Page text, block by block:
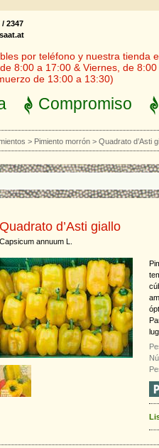
/ 2347
por teléfono y nuestra tienda
8:00 a 17:00 & Viernes, de
de 13:00 a 13:30)
Compromiso
> Pimiento morrón > Quadrato d’Asti
Quadrato d’Asti giallo
Capsicum annuum L.